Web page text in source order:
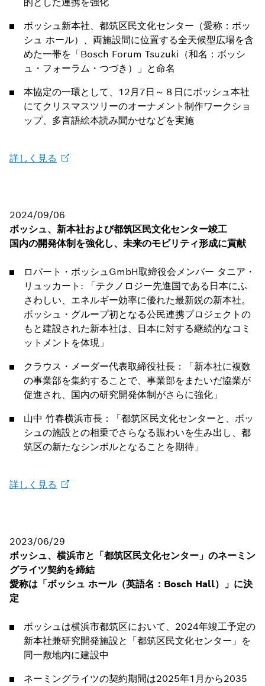
ボッシュ新本社、都筑区民文化センター（愛称：ボッ
シュ ホール）、両施設間に位置する全天候型広場を含
めた一帯を「Bosch Forum Tsuzuki（和名：ボッシ
ュ・フォーラム・つづき）」と命名
本協定の一環として、12月7日～８日にボッシュ本社
にてクリスマスツリーのオーナメント制作ワークショ
ップ、多言語絵本読み聞かせなどを実施
詳しく見る
2024/09/06
ボッシュ、新本社および都筑区民文化センター竣工
国内の開発体制を強化し、未来のモビリティ形成に貢献
ロバート・ボッシュGmbH取締役会メンバー タニア・
リュッカート: 「テクノロジー先進国である日本にふ
さわしい、エネルギー効率に優れた最新鋭の新本社。
ボッシュ・グループ初となる公民連携プロジェクトの
もと建設された新本社は、日本に対する継続的なコミ
ットメントを体現」
クラウス・メーダー代表取締役社長：「新本社に複数
の事業部を集約することで、事業部をまたいだ協業が
促進され、国内の研究開発体制がさらに強化」
山中 竹春横浜市長：「都筑区民文化センターと、ボッ
シュの施設との相乗でさらなる賑わいを生み出し、都
筑区の新たなシンボルとなることを期待」
詳しく見る
2023/06/29
ボッシュ、横浜市と「都筑区民文化センター」のネーミン
グライツ契約を締結
愛称は「ボッシュ ホール（英語名：Bosch Hall）」に決
定
ボッシュは横浜市都筑区において、2024年竣工予定の
新本社兼研究開発施設と「都筑区民文化センター」を
同一敷地内に建設中
ネーミングライツの契約期間は2025年1月から2035